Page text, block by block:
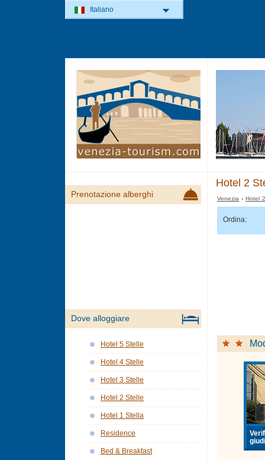
Hotel 2
Venezia ›Hotel
Ordina:
Prenotazione alberghi
Dove alloggiare
Hotel 5 Stelle
Hotel 4 Stelle
Hotel 3 Stelle
Hotel 2 Stelle
Hotel 1 Stella
Residence
Bed & Breakfast
Italiano